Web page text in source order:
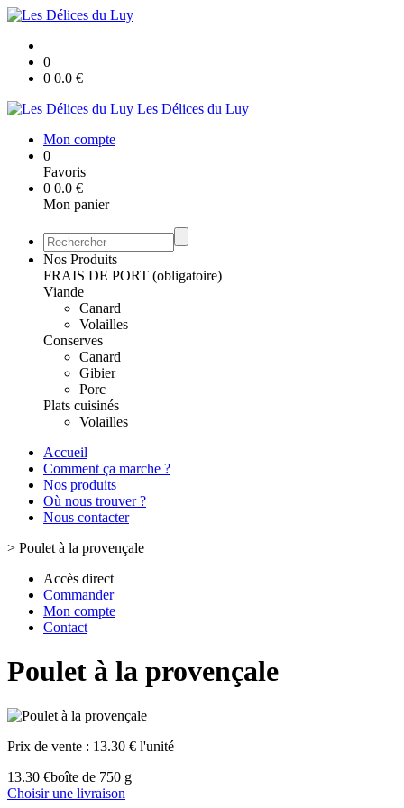
0
0 0.0 €
Les Délices du Luy
Mon compte
0
Favoris
0 0.0 €
Mon panier
Nos Produits
FRAIS DE PORT (obligatoire)
Viande
Canard
Volailles
Conserves
Canard
Gibier
Porc
Plats cuisinés
Volailles
Accueil
Comment ça marche ?
Nos produits
Où nous trouver ?
Nous contacter
> Poulet à la provençale
Accès direct
Commander
Mon compte
Contact
Poulet à la provençale
Prix de vente : 13.30 € l'unité
13.30 €boîte de 750 g
Choisir une livraison